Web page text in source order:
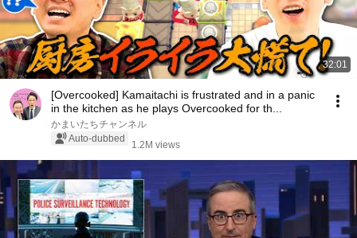
32:01
[Overcooked] Kamaitachi is frustrated and in a panic
in the kitchen as he plays Overcooked for th...
かまいたちチャンネル
Auto-dubbed
1.2M views